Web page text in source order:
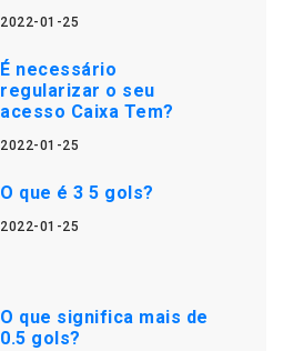
2022-01-25
É necessário
regularizar o seu
acesso Caixa Tem?
2022-01-25
O que é 3 5 gols?
2022-01-25
O que significa mais de
0.5 gols?